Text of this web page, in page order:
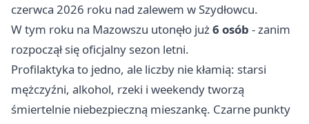
czerwca 2026 roku nad zalewem w Szydłowcu.
W tym roku na Mazowszu utonęło już6 osób - zanim
rozpoczął się oficjalny sezon letni.
Profilaktyka to jedno, ale liczby nie kłamią: starsi
mężczyźni, alkohol, rzeki i weekendy tworzą
śmiertelnie niebezpieczną mieszankę. Czarne punkty